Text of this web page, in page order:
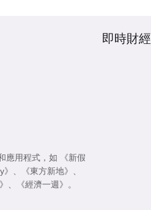
應用程式，如
《新假
、 《東方新地》 、
、 《經濟一週》 。
即時財經